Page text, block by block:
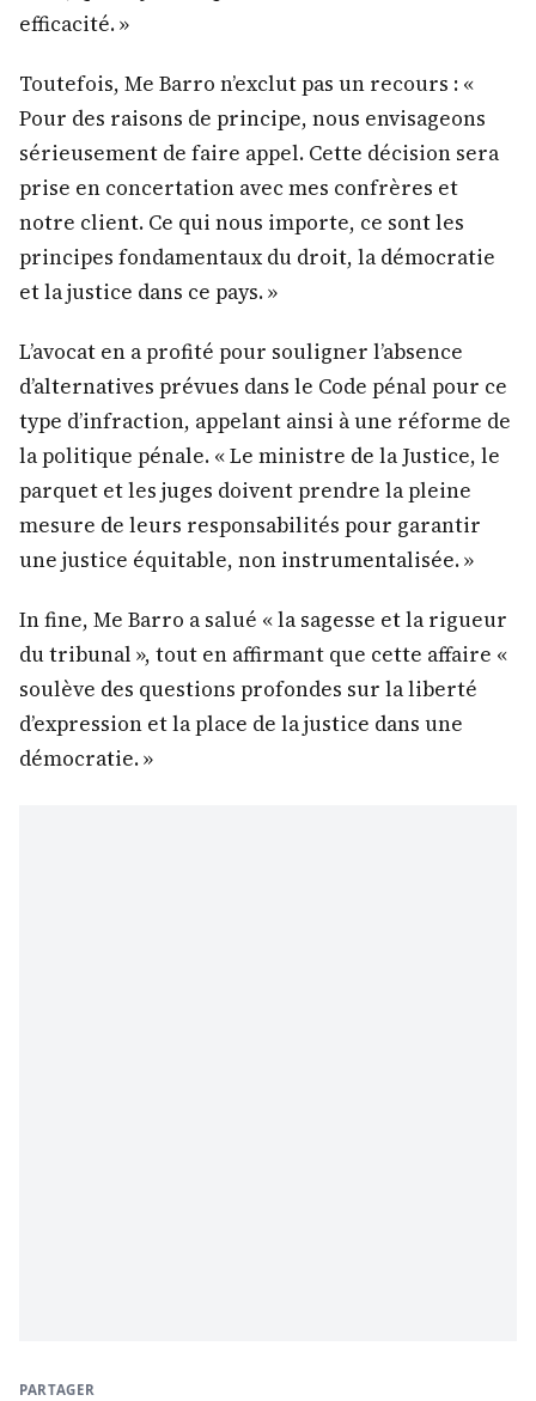
efficacité. »
Toutefois, Me Barro n’exclut pas un recours : «
Pour des raisons de principe, nous envisageons
sérieusement de faire appel. Cette décision sera
prise en concertation avec mes confrères et
notre client. Ce qui nous importe, ce sont les
principes fondamentaux du droit, la démocratie
et la justice dans ce pays. »
L’avocat en a profité pour souligner l’absence
d’alternatives prévues dans le Code pénal pour ce
type d’infraction, appelant ainsi à une réforme de
la politique pénale. « Le ministre de la Justice, le
parquet et les juges doivent prendre la pleine
mesure de leurs responsabilités pour garantir
une justice équitable, non instrumentalisée. »
In fine, Me Barro a salué « la sagesse et la rigueur
du tribunal », tout en affirmant que cette affaire «
soulève des questions profondes sur la liberté
d’expression et la place de la justice dans une
démocratie. »
PARTAGER